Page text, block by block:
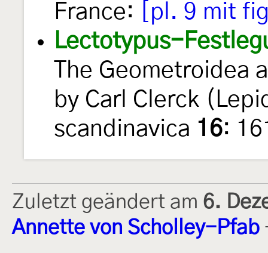
France:
[pl. 9 mit
Lectotypus-
The Geometroidea
by Carl Clerck
scandinavica 16:
Zuletzt geändert am 6.
Annette von Scholley-Pfab